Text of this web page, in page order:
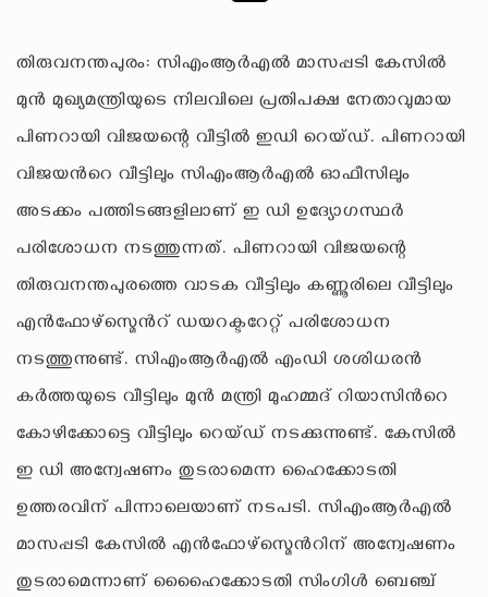
തിരുവനന്തപുരം: സിഎംആർഎൽ മാസപ്പടി കേസില്‍
മുന്‍ മുഖ്യമന്ത്രിയുടെ നിലവിലെ പ്രതിപക്ഷ നേതാവുമായ
പിണറായി വിജയന്റെ വീട്ടില്‍ ഇഡി റെയ്ഡ്. പിണറായി
വിജയന്‍റെ വീട്ടിലും സിഎംആര്‍എല്‍ ഓഫീസിലും
അടക്കം പത്തിടങ്ങളിലാണ് ഇ ഡി ഉദ്യോഗസ്ഥര്‍
പരിശോധന നടത്തുന്നത്. പിണറായി വിജയന്റെ
തിരുവനന്തപുരത്തെ വാടക വീട്ടിലും കണ്ണൂരിലെ വീട്ടിലും
എൻഫോഴ്സ്മെന്‍റ് ഡയറക്ടറേറ്റ് പരിശോധന
നടത്തുന്നുണ്ട്. സിഎംആര്‍എല്‍ എംഡി ശശിധരന്‍
കര്‍ത്തയുടെ വീട്ടിലും മുന്‍ മന്ത്രി മുഹമ്മദ് റിയാസിന്‍റെ
കോഴിക്കോട്ടെ വീട്ടിലും റെയ്ഡ് നടക്കുന്നുണ്ട്. കേസില്‍
ഇ ഡി അന്വേഷണം തുടരാമെന്ന ഹൈക്കോടതി
ഉത്തരവിന് പിന്നാലെയാണ് നടപടി. സിഎംആർഎൽ
മാസപ്പടി കേസിൽ എൻഫോഴ്സ്മെന്‍റിന് അന്വേഷണം
തുടരാമെന്നാണ് ഹൈൈക്കോടതി സിംഗിൾ ബെഞ്ച്